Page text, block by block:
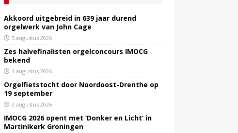
Akkoord uitgebreid in 639 jaar durend
orgelwerk van John Cage
5 augustus 2026
Zes halvefinalisten orgelconcours IMOCG
bekend
4 augustus 2026
Orgelfietstocht door Noordoost-Drenthe op
19 september
2 augustus 2026
IMOCG 2026 opent met ‘Donker en Licht’ in
Martinikerk Groningen